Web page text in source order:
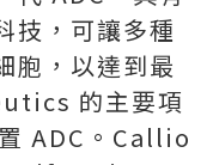
技，可讓多種
胞，以達到最
的主要項
ADC。Callio